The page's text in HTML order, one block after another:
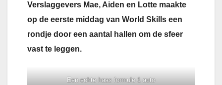
Verslaggevers Mae, Aiden en Lotte maakte
op de eerste middag van World Skills een
rondje door een aantal hallen om de sfeer
vast te leggen.
Een echte haas formule 1 auto